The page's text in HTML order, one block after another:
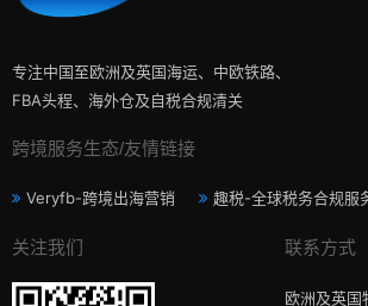
专注中国至欧洲及英国海运、中欧铁路、
FBA头程、海外仓及自税合规清关
跨境服务生态/友情链接
Veryfb-跨境出海营销 趣税-全球税务合规服
关注我们 联系方式
欧洲及英国